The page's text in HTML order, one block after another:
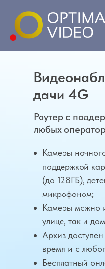
дачи 4G
Камеры
поддержкой
(до 128ГБ),
микрофоном;
Камеры можно
улице, так и
Архив
время и с
Бесплатный
Роутер с
любых